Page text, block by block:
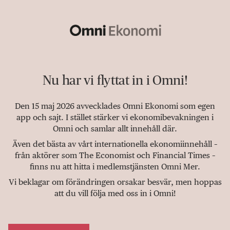
Nu har vi flyttat in i Omni!
Den 15 maj 2026 avvecklades Omni Ekonomi som egen
app och sajt. I stället stärker vi ekonomibevakningen i
Omni och samlar allt innehåll där.
Även det bästa av vårt internationella ekonomiinnehåll –
från aktörer som The Economist och Financial Times –
finns nu att hitta i medlemstjänsten Omni Mer.
Vi beklagar om förändringen orsakar besvär, men hoppas
att du vill följa med oss in i Omni!